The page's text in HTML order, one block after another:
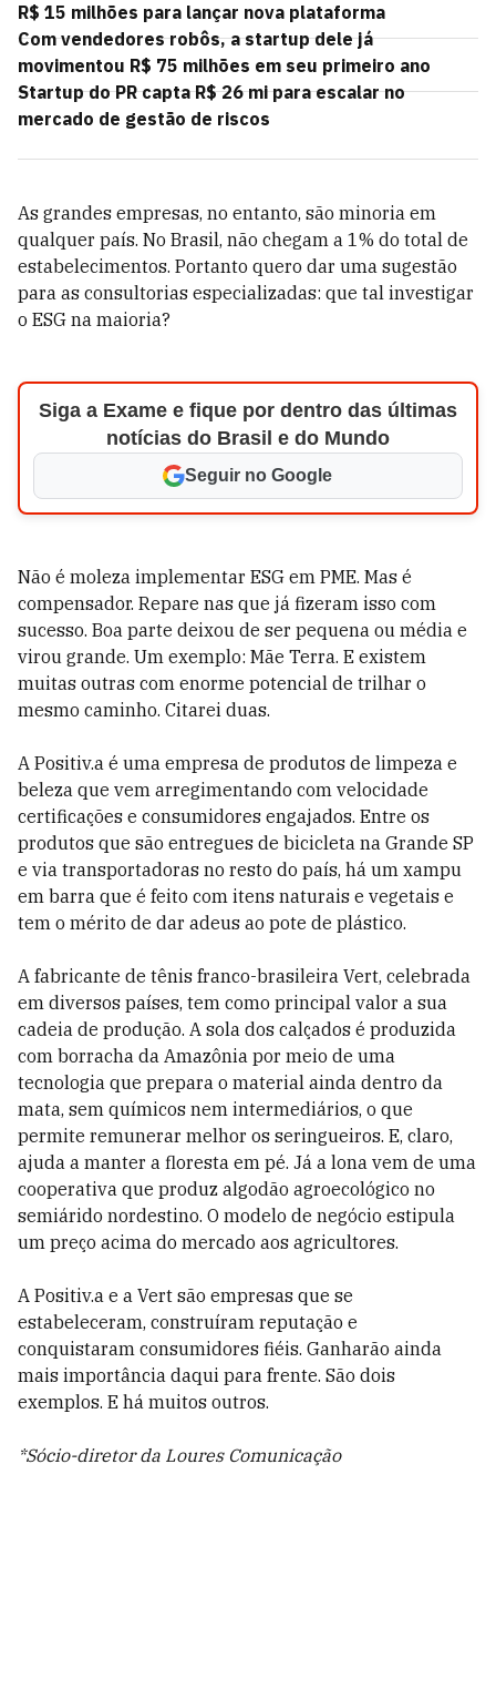
R$ 15 milhões para lançar nova plataforma
Com vendedores robôs, a startup dele já
movimentou R$ 75 milhões em seu primeiro ano
Startup do PR capta R$ 26 mi para escalar no
mercado de gestão de riscos
As grandes empresas, no entanto, são minoria em
qualquer país. No Brasil, não chegam a 1% do total de
estabelecimentos. Portanto quero dar uma sugestão
para as consultorias especializadas: que tal investigar
o ESG na maioria?
Siga a Exame e fique por dentro das últimas
notícias do Brasil e do Mundo
Seguir no Google
Não é moleza implementar ESG em PME. Mas é
compensador. Repare nas que já fizeram isso com
sucesso. Boa parte deixou de ser pequena ou média e
virou grande. Um exemplo: Mãe Terra. E existem
muitas outras com enorme potencial de trilhar o
mesmo caminho. Citarei duas.
A Positiv.a é uma empresa de produtos de limpeza e
beleza que vem arregimentando com velocidade
certificações e consumidores engajados. Entre os
produtos que são entregues de bicicleta na Grande SP
e via transportadoras no resto do país, há um xampu
em barra que é feito com itens naturais e vegetais e
tem o mérito de dar adeus ao pote de plástico.
A fabricante de tênis franco-brasileira Vert, celebrada
em diversos países, tem como principal valor a sua
cadeia de produção. A sola dos calçados é produzida
com borracha da Amazônia por meio de uma
tecnologia que prepara o material ainda dentro da
mata, sem químicos nem intermediários, o que
permite remunerar melhor os seringueiros. E, claro,
ajuda a manter a floresta em pé. Já a lona vem de uma
cooperativa que produz algodão agroecológico no
semiárido nordestino. O modelo de negócio estipula
um preço acima do mercado aos agricultores.
A Positiv.a e a Vert são empresas que se
estabeleceram, construíram reputação e
conquistaram consumidores fiéis. Ganharão ainda
mais importância daqui para frente. São dois
exemplos. E há muitos outros.
*Sócio-diretor da Loures Comunicação